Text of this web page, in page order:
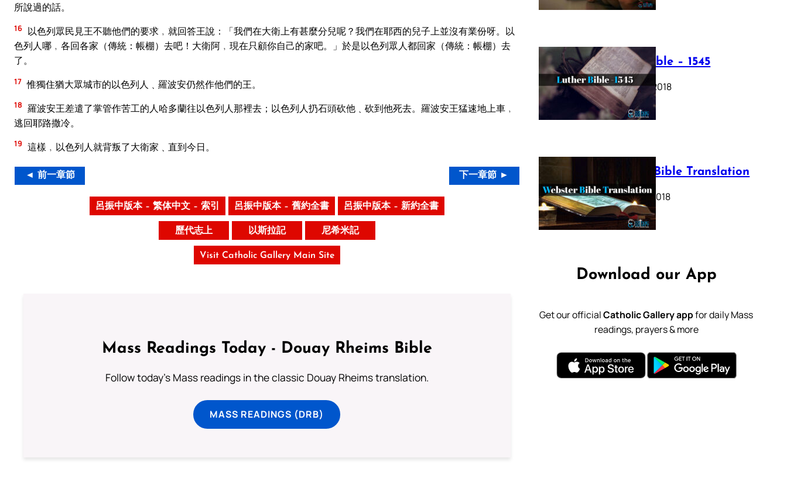
所說過的話。
16 以色列眾民見王不聽他們的要求﹐就回答王說：「我們在大衛上有甚麼分兒呢？我們在耶西的兒子上並沒有業份呀。以
色列人哪﹐各回各家（傳統：帳棚）去吧！大衛阿﹐現在只顧你自己的家吧。」於是以色列眾人都回家（傳統：帳棚）去
了。
17 惟獨住猶大眾城市的以色列人﹑羅波安仍然作他們的王。
18 羅波安王差遣了掌管作苦工的人哈多蘭往以色列人那裡去；以色列人扔石頭砍他﹑砍到他死去。羅波安王猛速地上車﹐
逃回耶路撒冷。
19 這樣﹐以色列人就背叛了大衛家﹑直到今日。
◄ 前一章節 下一章節 ►
呂振中版本 – 繁体中文 – 索引 呂振中版本 – 舊約全書 呂振中版本 – 新約全書
歷代志上 以斯拉記 尼希米記
Visit Catholic Gallery Main Site
Mass Readings Today - Douay Rheims Bible
Follow today's Mass readings in the classic Douay Rheims translation.
MASS READINGS (DRB)
Luther Bible – 1545
October 17, 2018
Webster Bible Translation
October 11, 2018
Download our App
Get our officialCatholic Gallery appfor daily Mass
readings, prayers & more